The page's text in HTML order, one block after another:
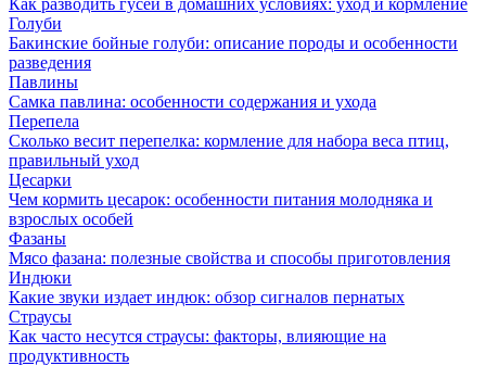
Как разводить гусей в домашних условиях: уход и кормление
Голуби
Бакинские бойные голуби: описание породы и особенности
разведения
Павлины
Самка павлина: особенности содержания и ухода
Перепела
Сколько весит перепелка: кормление для набора веса птиц,
правильный уход
Цесарки
Чем кормить цесарок: особенности питания молодняка и
взрослых особей
Фазаны
Мясо фазана: полезные свойства и способы приготовления
Индюки
Какие звуки издает индюк: обзор сигналов пернатых
Страусы
Как часто несутся страусы: факторы, влияющие на
продуктивность